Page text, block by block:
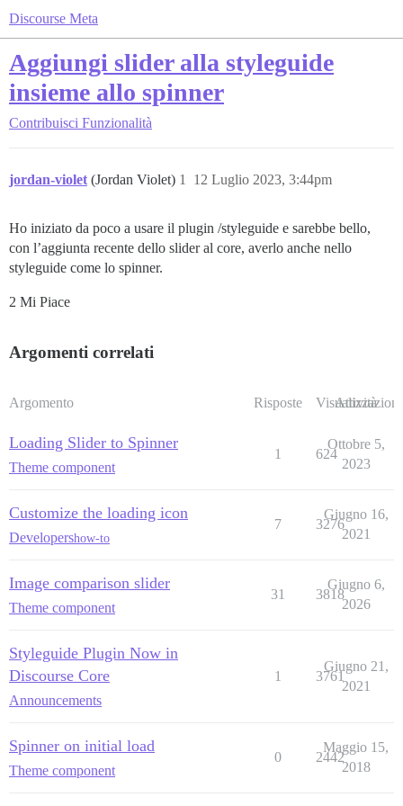
Discourse Meta
Aggiungi slider alla styleguide
insieme allo spinner
Contribuisci Funzionalità
jordan-violet (Jordan Violet) 12 Luglio 2023, 3:44pm
1
Ho iniziato da poco a usare il plugin /styleguide e sarebbe bello,
con l’aggiunta recente dello slider al core, averlo anche nello
styleguide come lo spinner.
2 Mi Piace
Argomenti correlati
Argomento Risposte Visualizzazioni
Attività
Loading Slider to Spinner
Theme component
1 624
Ottobre 5,
2023
Customize the loading icon
Developershow-to
7 3276
Giugno 16,
2021
Image comparison slider
Theme component
31 3818
Giugno 6,
2026
Styleguide Plugin Now in
Discourse Core
Announcements
1 3761
Giugno 21,
2021
Spinner on initial load
Theme component
0 2442
Maggio 15,
2018